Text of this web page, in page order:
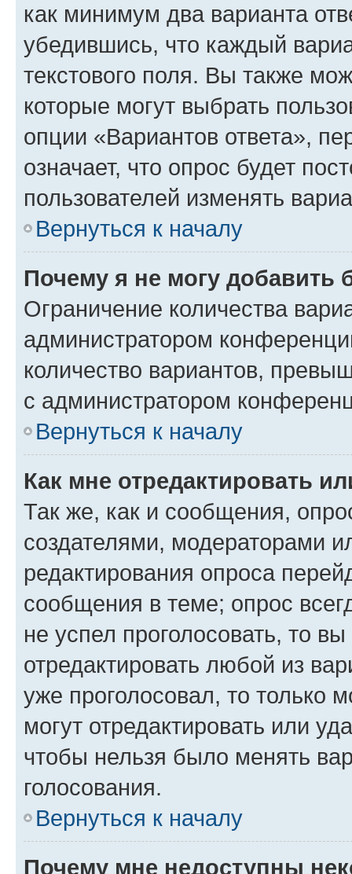
как минимум два варианта
убедившись, что каждый
текстового поля. Вы также
которые могут выбрать
опции «Вариантов ответа»,
означает, что опрос будет
пользователей изменять
Вернуться к началу
Почему я не могу добавить
Ограничение количества
администратором
количество вариантов,
с администратором
Вернуться к началу
Как мне отредактировать
Так же, как и сообщения,
создателями, модераторами
редактирования опроса
сообщения в теме; опрос
не успел проголосовать, то
отредактировать любой из
уже проголосовал, то только
могут отредактировать или
чтобы нельзя было менять
голосования.
Вернуться к началу
Почему мне недоступны